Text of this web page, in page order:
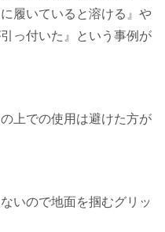
履いていると溶ける』や
っ付いた』という事例が
上での使用は避けた方が
いので地面を掴むグリッ